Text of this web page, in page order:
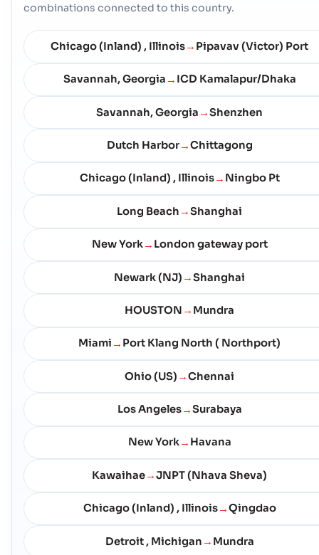
地址 :Calumet Harbor (USOUS), United States of America, usa
港口代码 :USOUS
Cambridge (US)
海港
邮政编码 :
港口代码 :USJHY
Camden (US)
地址 :Camden (US), United States of America, usa
邮政编码 :
Campbell (US)
海港
Campbell (US), United States of America, usa
Cape Canaveral
Cape Canaveral (USPCV), United States of America, usa
邮政编码 :-
港口代码 :
地址 :
Cape May (USCGF), United States of America, usa
Catoosa
combinations connected to this country.
Chicago (Inland) , Illinois→ Pipavav (Victor) Port
Savannah, Georgia → ICD Kamalapur/Dhaka
Savannah, Georgia →Shenzhen
Dutch Harbor→Chittagong
Chicago (Inland) , Illinois→ Ningbo Pt
Long Beach →Shanghai
New York→ London gateway port
Newark (NJ) →Shanghai
HOUSTON → Mundra
Miami → Port Klang North ( Northport)
Ohio (US) →Chennai
Los Angeles→Surabaya
New York→ Havana
Kawaihae→JNPT (Nhava Sheva)
Chicago (Inland) , Illinois→Qingdao
Detroit , Michigan → Mundra